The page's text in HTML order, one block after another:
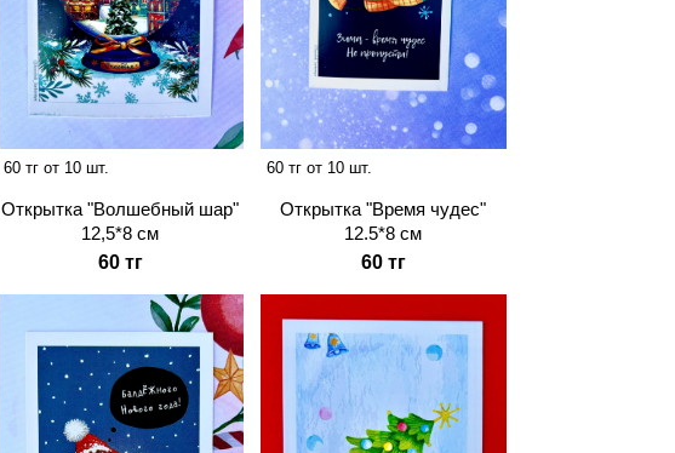
60 тг от 10 шт.
Открытка "Волшебный шар"
12,5*8 см
60 тг
60 тг от 10 шт.
Открытка "Время чудес"
12.5*8 см
60 тг